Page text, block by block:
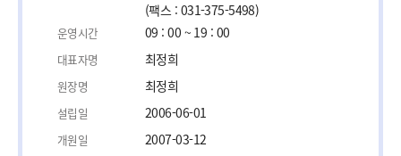
(팩스 : 031-375-5498)
운영시간 09 : 00 ~ 19 : 00
대표자명 최정희
원장명 최정희
설립일 2006-06-01
개원일 2007-03-12